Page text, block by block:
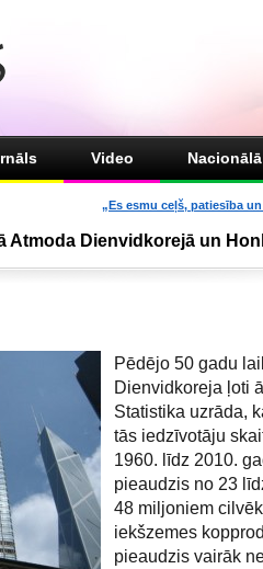
Video
„Es esmu ceļš, patiesība
Atmoda Dienvidkorejā un
Pēdējo 50 gadu
Dienvidkoreja ļoti
Statistika uzrāda,
tās iedzīvotāju
1960. līdz 2010.
pieaudzis no 23
48 miljoniem
iekšzemes
pieaudzis vairāk